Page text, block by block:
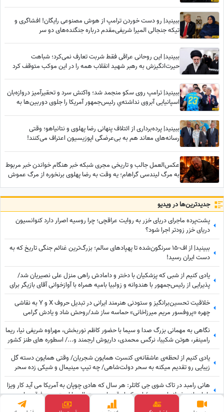
ببینید| رو دست خوردن ترامپ از هوش مصنوعی رایگان! افشاگری و
تیکه جنجالی المیرا شریفی‌مقدم درباره جنگنده‌های دو سر
ببینید| این روحانی عراقی فقط شربت تعارف نمی‌کرد؛ شباهت
حیرت‌انگیزش به رهبر شهید انقلاب همه را در این موکب متوقف کرد
ببینید| ترامپ روی سکو منجمد شد؛ واکنش سرد و تحقیرآمیز دروازه‌بان
اسپانیایی آبروی نداشته‌یِ رئیس‌جمهور آمریکا را جلوی دوربین‌ها به
ببینید| پرده‌برداری از ائتلاف پنهانی رضا پهلوی و نتانیاهو؛ وقتی
رسانه‌های معاند هم به بی‌عرضگی اپوزیسیون اعتراف می‌کنند!
عکس‌العمل جالب و تاریخی مجری شبکه خبر هنگام خواندن خبر مربوط
به مرگ لیندسی گراهام؛ یه وقت به رضا پهلوی برنخوره از مرگ عموش
جدید‌ترین‌ها در ویدیو
پشت‌پرده ماجرای دریای خزر به روایت عراقچی؛ چرا روسیه اصرار دارد کنوانسیون
دریای خزر زودتر اجرا شود؟
ببینید| از اف-15 سرنگون‌شده تا پهپادهای سالم؛ بزرگ‌ترین غنائم جنگی تاریخ که به
دست ایران رسید!
یادی کنیم از شبی که پزشکیان با دختر و دامادش راهی منزل علی نصیریان شد/
پذیرایی از رئیس‌جمهور با هندوانه و زولبیا بامیه همراه با آوازخوانی آقای بازیگر برای
دکتر پزشکیان+ویدیو
خلاقیت تحسین‌برانگیز و ستودنی هنرمند ایرانی در تبدیل حروف X و Y به نقاشی
چهره «پروفسور مریم میرزاخانی» حماسه ساز شد/روحش شاد و یادش گرامی
نگاهی به مهمانی بزرگ صدا و سیما با حضور کاظم نوربخش، مهراوه شریفی نیا، ریما
رامینفر، هوتن شکیبا، نرگس محمدی، داریوش ارجمند و.../ اسطوره های طنز کشور
در یک قاب
یادی کنیم از لحظه‌ی عاشقانه‌ی کنسرت همایون شجریان/ وقتی همایون دسته گل
زیبایی رو تقدیم میکنه به سحر دولت‌شاهی/ چه تیپ مینیمال و شیکی زده سحر
خانم!
هانی رامبد در تاک شوی جی کاتلر: هر سال که هادی چوپان به آمریکا می آید کار ویزا
را باید از صفر انجام دهیم/ این که او قهرمان مستر المپیا است هیچ فرقی برای
موضوع ویزا ندارد